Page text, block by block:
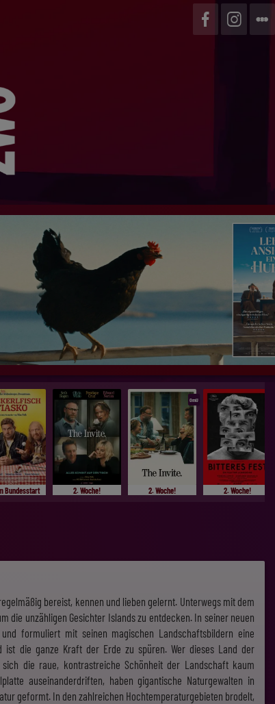
Bundesstart 2. Woche!
OmU
2. Woche! 2. Woche!
bereist, kennen und lieben gelernt. Unterwegs mit dem
die unzähligen Gesichter Islands zu entdecken. In seiner neuen
formuliert mit seinen magischen Landschaftsbildern eine
die ganze Kraft der Erde zu spüren. Wer dieses Land der
die raue, kontrastreiche Schönheit der Landschaft kaum
auseinanderdriften, haben gigantische Naturgewalten in
geformt. In den zahlreichen Hochtemperaturgebieten brodelt,